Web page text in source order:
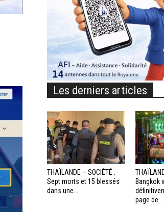
Les derniers articles
THAÏLANDE – SOCIÉTÉ :
Sept morts et 15 blessés
dans une...
Bangkok
page de...